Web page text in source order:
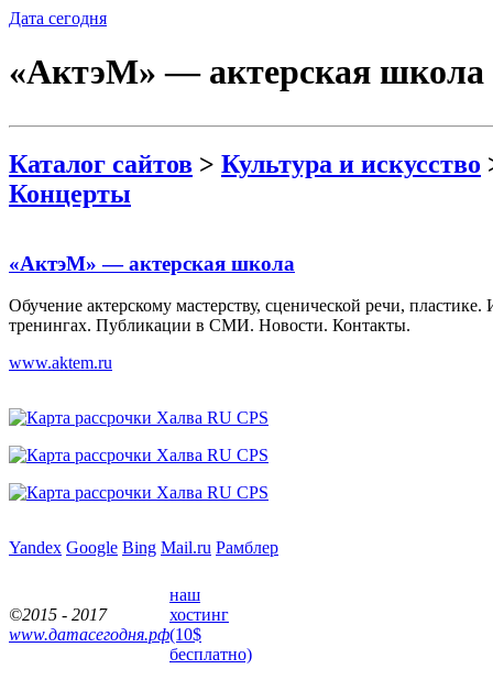
Дата сегодня
«АктэМ» — актерская школа
Каталог сайтов > Культура и искусство
Концерты
«АктэМ» — актерская школа
Обучение актерскому мастерству, сценической речи,
тренингах. Публикации в СМИ. Новости. Контакты.
www.aktem.ru
Yandex Google Bing Mail.ru Рамблер
©2015 - 2017
www.датасегодня.рф
наш
хостинг
(10$
бесплатно)